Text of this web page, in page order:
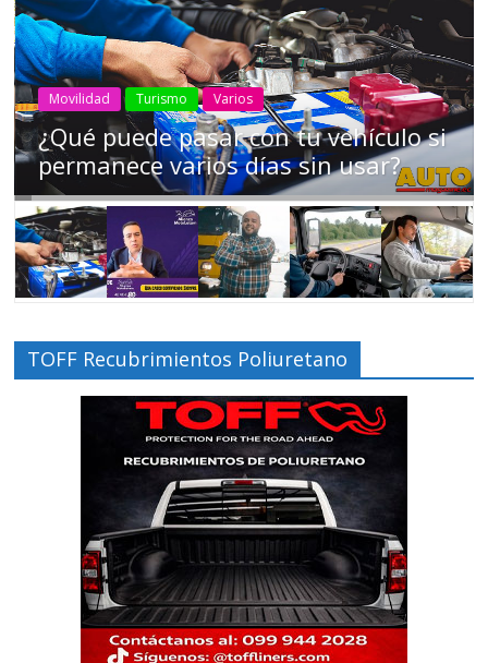
AEADE Industria Motociclismo Motos Movilidad
Campaña busca cambiar destino de
los motociclistas en la región
TOFF Recubrimientos Poliuretano